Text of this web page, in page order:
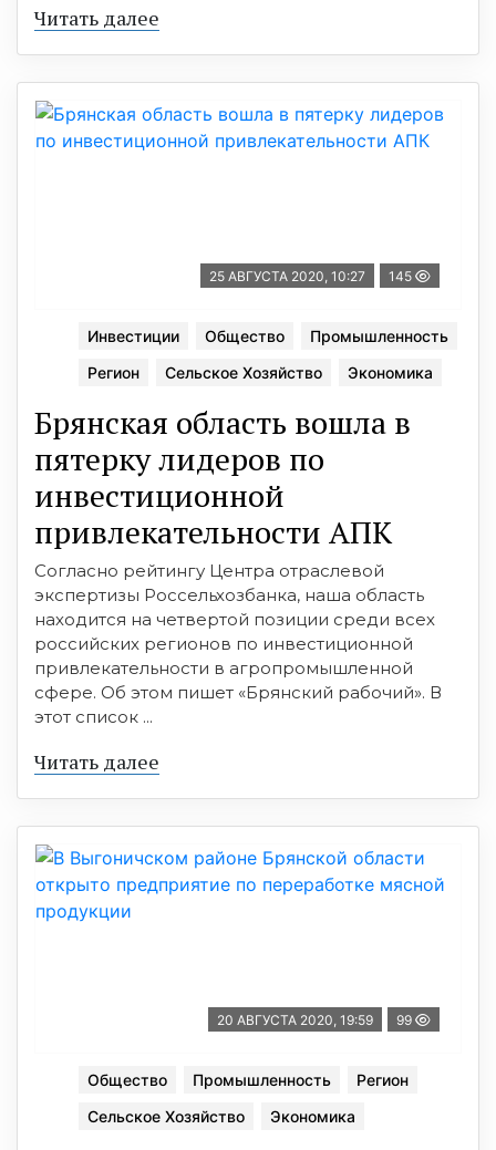
Читать далее
25 АВГУСТА 2020, 10:27 145
Инвестиции Общество
Промышленность
Регион
Сельское Хозяйство Экономика
Брянская область вошла в
пятерку лидеров по
инвестиционной
привлекательности АПК
Согласно рейтингу Центра отраслевой
экспертизы Россельхозбанка, наша область
находится на четвертой позиции среди всех
российских регионов по инвестиционной
привлекательности в агропромышленной
сфере. Об этом пишет «Брянский рабочий». В
этот список ...
Читать далее
20 АВГУСТА 2020, 19:59 99
Общество Промышленность
Регион
Сельское Хозяйство
Экономика